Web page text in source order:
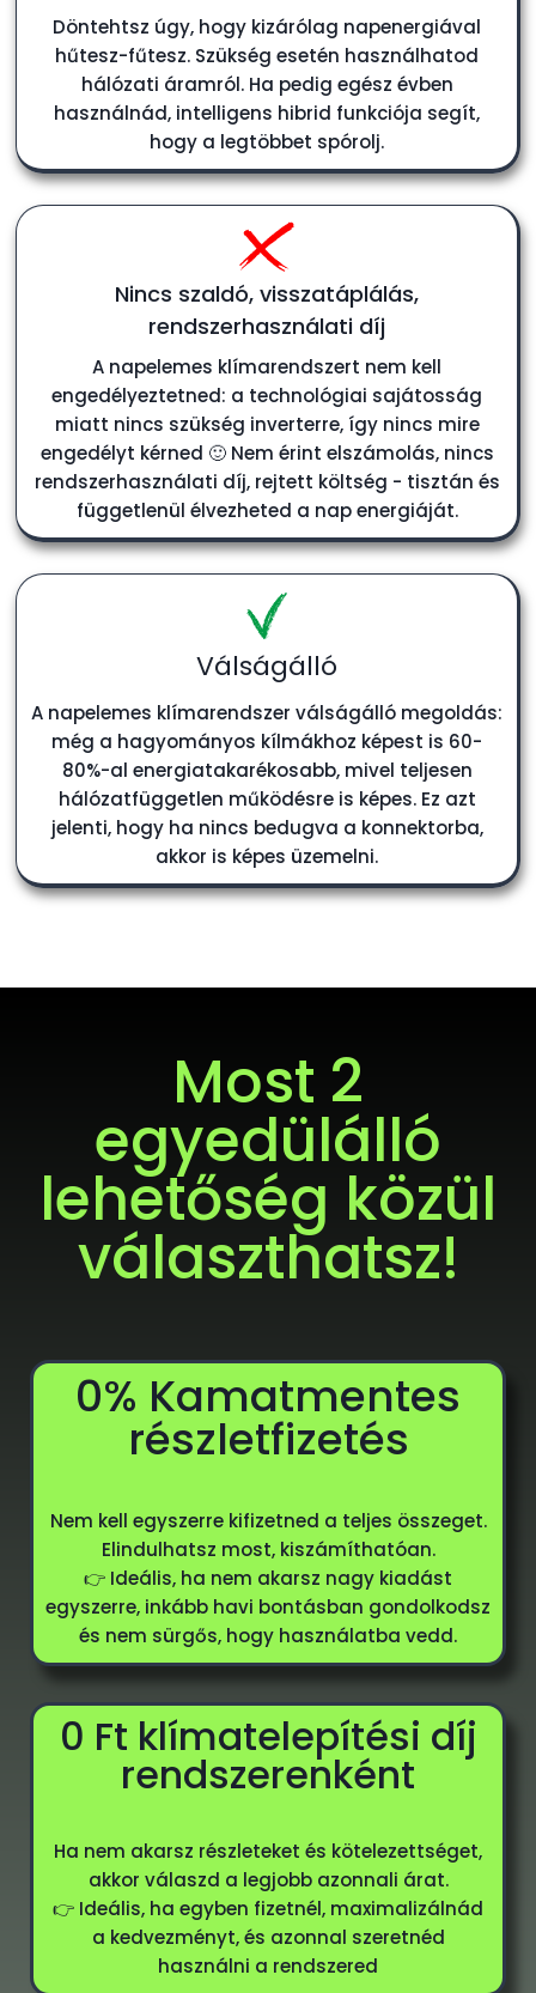
Döntehtsz úgy, hogy kizárólag napenergiával
hűtesz-fűtesz. Szükség esetén használhatod
hálózati áramról. Ha pedig egész évben
használnád, intelligens hibrid funkciója segít,
hogy a legtöbbet spórolj.
Nincs szaldó, visszatáplálás,
rendszerhasználati díj
A napelemes klímarendszert nem kell
engedélyeztetned: a technológiai sajátosság
miatt nincs szükség inverterre, így nincs mire
engedélyt kérned 🙂 Nem érint elszámolás, nincs
rendszerhasználati díj, rejtett költség - tisztán és
függetlenül élvezheted a nap energiáját.
Válságálló
A napelemes klímarendszer válságálló megoldás:
még a hagyományos kílmákhoz képest is 60-
80%-al energiatakarékosabb, mivel teljesen
hálózatfüggetlen működésre is képes. Ez azt
jelenti, hogy ha nincs bedugva a konnektorba,
akkor is képes üzemelni.
Most 2
egyedülálló
lehetőség közül
választhatsz!
0% Kamatmentes
részletfizetés
Nem kell egyszerre kifizetned a teljes összeget.
Elindulhatsz most, kiszámíthatóan.
👉 Ideális, ha nem akarsz nagy kiadást
egyszerre, inkább havi bontásban gondolkodsz
és nem sürgős, hogy használatba vedd.
0 Ft klímatelepítési díj
rendszerenként
Ha nem akarsz részleteket és kötelezettséget,
akkor válaszd a legjobb azonnali árat.
👉 Ideális, ha egyben fizetnél, maximalizálnád
a kedvezményt, és azonnal szeretnéd
használni a rendszered